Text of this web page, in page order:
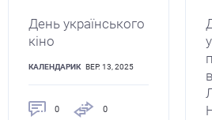
День українського
кіно
КАЛЕНДАРИК ВЕР. 13, 2025
0 0